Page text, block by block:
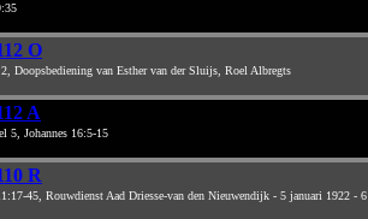
O
Doopsbediening van Esther van der Sluijs, Roel Albregts
A
5, Johannes 16:5-15
R
45, Rouwdienst Aad Driesse-van den Nieuwendijk - 5 januari 1922 -